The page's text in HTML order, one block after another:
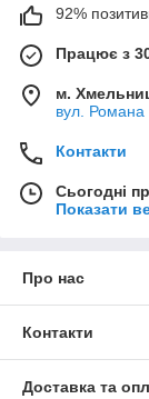
92%
Працює з
м.
вул. Романа
Контакти
Сьогодні
Показати
Про нас
Контакти
Доставка та